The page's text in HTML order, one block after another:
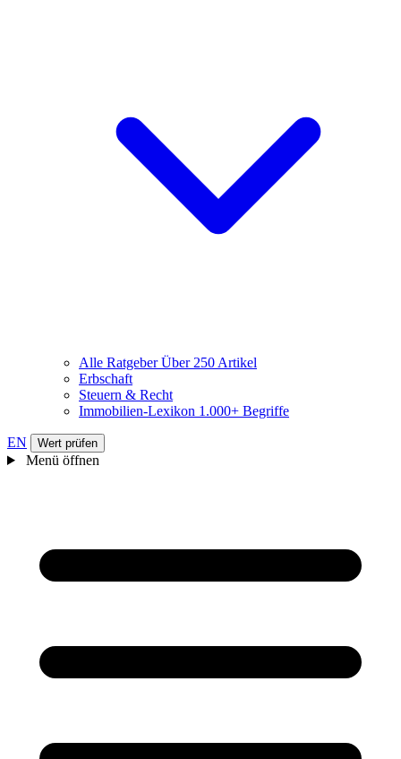
Alle RatgeberÜber 250 Artikel
Erbschaft
Steuern & Recht
Immobilien-Lexikon 1.000+ Begriffe
EN Wert prüfen
Menü öffnen